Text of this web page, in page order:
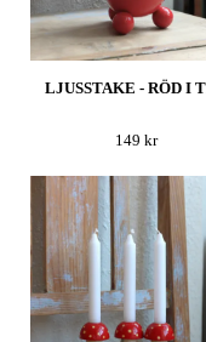
LJUSSTAKE - RÖD I
149 kr